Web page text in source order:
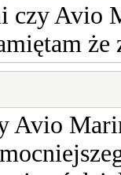
czy Avio
że
Avio